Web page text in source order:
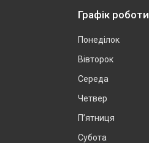
Графік роботи
Понеділок
Вівторок
Середа
Четвер
Пʼятниця
Субота